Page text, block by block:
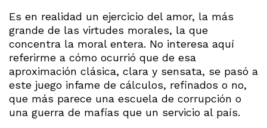
Es en realidad un ejercicio del amor, la más
grande de las virtudes morales, la que
concentra la moral entera. No interesa aquí
referirme a cómo ocurrió que de esa
aproximación clásica, clara y sensata, se pasó a
este juego infame de cálculos, refinados o no,
que más parece una escuela de corrupción o
una guerra de mafias que un servicio al país.